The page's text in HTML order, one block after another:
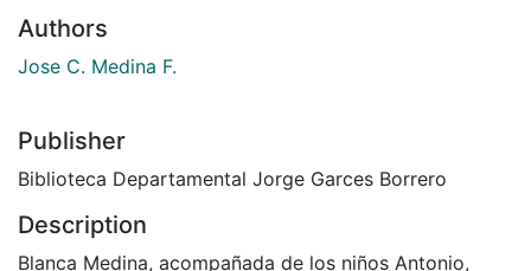
Authors
Jose C. Medina F.
Publisher
Biblioteca Departamental Jorge Garces Borrero
Description
Blanca Medina, acompañada de los niños Antonio,